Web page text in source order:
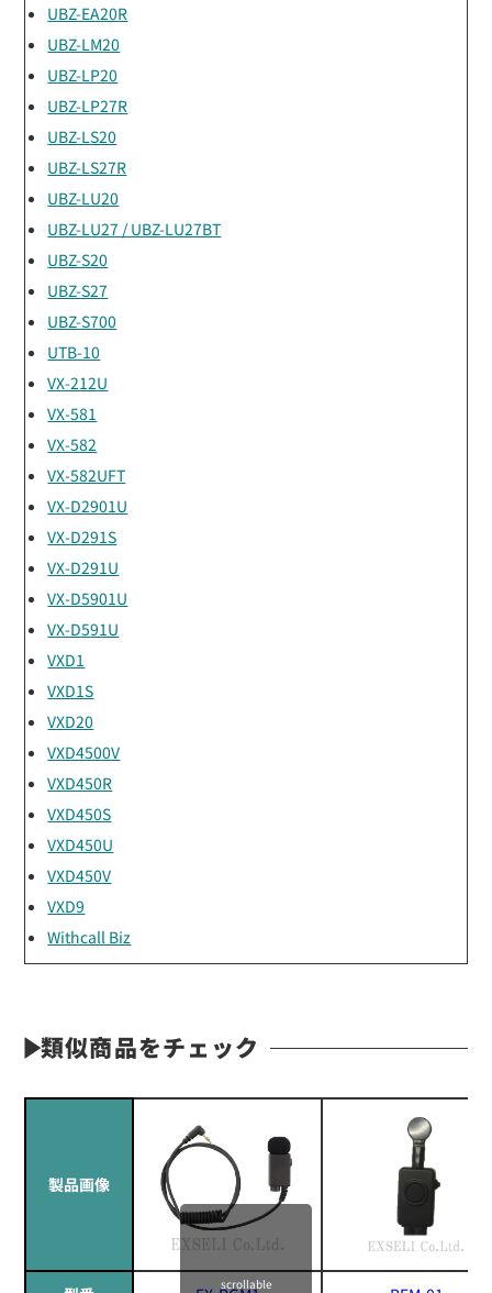
UBZ-EA20R
UBZ-LM20
UBZ-LP20
UBZ-LP27R
UBZ-LS20
UBZ-LS27R
UBZ-LU20
UBZ-LU27 / UBZ-LU27BT
UBZ-S20
UBZ-S27
UBZ-S700
UTB-10
VX-212U
VX-581
VX-582
VX-582UFT
VX-D2901U
VX-D291S
VX-D291U
VX-D5901U
VX-D591U
VXD1
VXD1S
VXD20
VXD4500V
VXD450R
VXD450S
VXD450U
VXD450V
VXD9
Withcall Biz
類似商品をチェック
製品画像
scrollable